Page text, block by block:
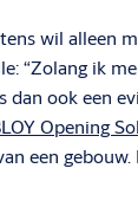
wil alleen
“Zolang ik
ook
Opening